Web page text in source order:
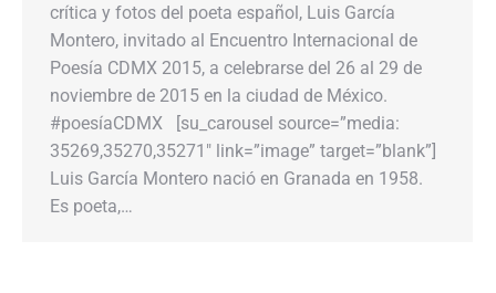
crítica y fotos del poeta español, Luis García
Montero, invitado al Encuentro Internacional de
Poesía CDMX 2015, a celebrarse del 26 al 29 de
noviembre de 2015 en la ciudad de México.
#poesíaCDMX [su_carousel source=”media:
35269,35270,35271″ link=”image” target=”blank”]
Luis García Montero nació en Granada en 1958.
Es poeta,…